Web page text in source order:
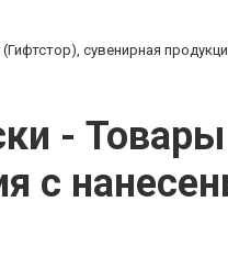
сувенирная
- Товары
с